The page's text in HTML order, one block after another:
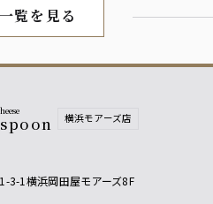
覧を見る
横浜モアーズ店
3-1横浜岡田屋モアーズ8F